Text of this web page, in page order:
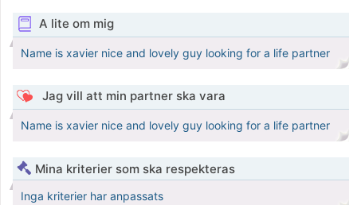
A lite om mig
Name is xavier nice and lovely guy looking for a life partner
Jag vill att min partner ska vara
Name is xavier nice and lovely guy looking for a life partner
Mina kriterier som ska respekteras
Inga kriterier har anpassats